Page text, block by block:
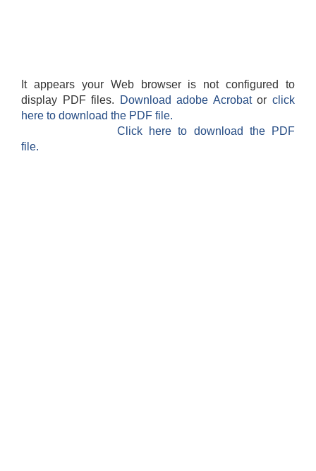
It appears your Web browser is not configured to
display PDF files.
Download adobe Acrobatorclick
here to download the PDF file.
Click here to download the PDF
file.